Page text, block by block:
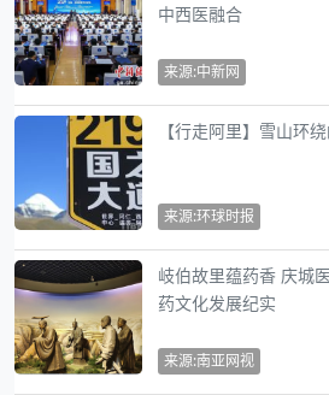
中西医融合
来源:中新网
【行走阿里】雪山环
来源:环球时报
岐伯故里蕴药香 庆城
药文化发展纪实
来源:南亚网视